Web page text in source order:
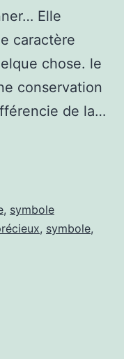
Elle
caractère
chose. le
conservation
de la…
, symbole
, symbole,